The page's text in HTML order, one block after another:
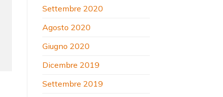
Settembre 2020
Agosto 2020
Giugno 2020
Dicembre 2019
Settembre 2019